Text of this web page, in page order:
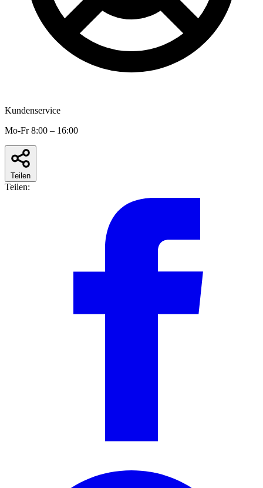
Kundenservice
Mo-Fr 8:00 – 16:00
Teilen
Teilen: